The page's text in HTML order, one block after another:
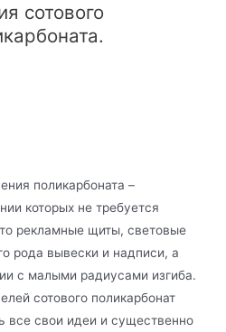
сотового
поликарбоната –
которых не требуется
рекламные щиты, световые
рода вывески и надписи, а
с малыми радиусами изгиба.
сотового поликарбонат
все свои идеи и существенно